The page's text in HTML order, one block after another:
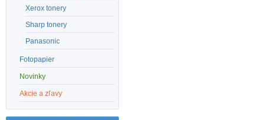
Xerox tonery
Sharp tonery
Panasonic
Fotopapier
Novinky
Akcie a zľavy